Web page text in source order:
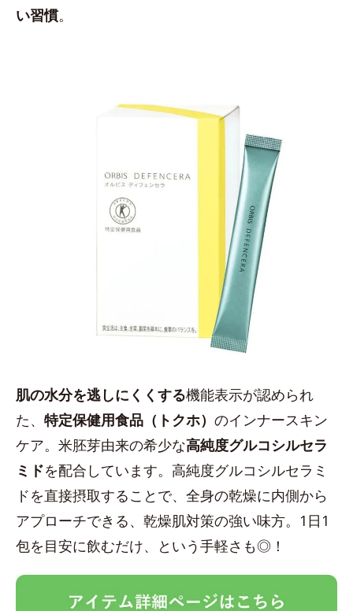
い習慣。
肌の水分を逃しにくくする機能表示が認められ
た、 特定保健用食品（トクホ） のインナースキン
ケア。米胚芽由来の希少な高純度グルコシルセラ
ミドを配合しています。高純度グルコシルセラミ
ドを直接摂取することで、全身の乾燥に内側から
アプローチできる、乾燥肌対策の強い味方。1日1
包を目安に飲むだけ、という手軽さも◎！